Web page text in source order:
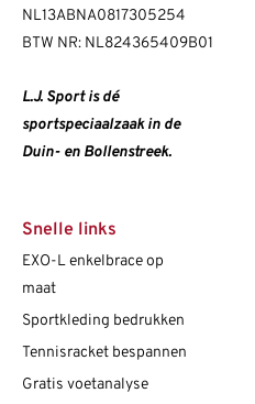
NL13ABNA0817305254
BTW NR: NL824365409B01
L.J. Sport is dé
sportspeciaalzaak in de
Duin- en Bollenstreek.
Snelle links
EXO-L enkelbrace op
maat
Sportkleding bedrukken
Tennisracket bespannen
Gratis voetanalyse